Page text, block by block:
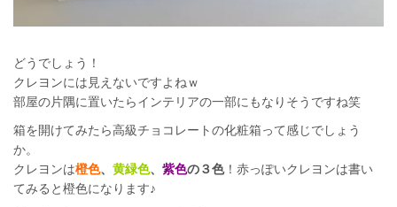
どうでしょう！
クレヨンには見えないですよねｗ
部屋の片隅に置いたらインテリアの一部にもなりそうですね笑
箱を開けてみたら高級チョコレートの化粧箱って感じでしょう
か。
クレヨンは橙色、 黄緑色、 紫色の３色！赤っぽいクレヨンは書い
てみると橙色になります♪